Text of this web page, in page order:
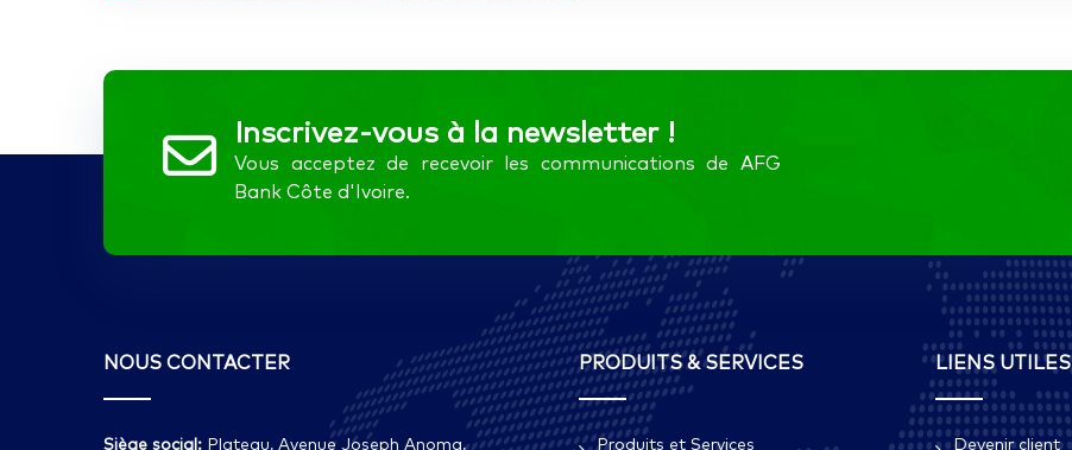
Inscrivez-vous à la newsletter !
Vous acceptez de recevoir les communications de AFG
Bank Côte d'Ivoire.
NOUS CONTACTER
Siège social: Plateau, Avenue Joseph Anoma,
PRODUITS & SERVICES
Produits et Services
LIENS UTILES
Devenir client